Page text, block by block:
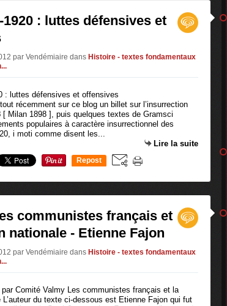
1920 : luttes défensives et
par Vendémiaire dans Histoire - textes fondamentaux
récemment sur ce blog un billet sur l’insurrection
[ Milan 1898 ], puis quelques textes de Gramsci
populaires à caractère insurrectionnel des
i moti comme disent les...
Lire la suite
Repost
communistes français et
nationale - Etienne Fajon
par Vendémiaire dans Histoire - textes fondamentaux
Comité Valmy Les communistes français et la
du texte ci-dessous est Etienne Fajon qui fut